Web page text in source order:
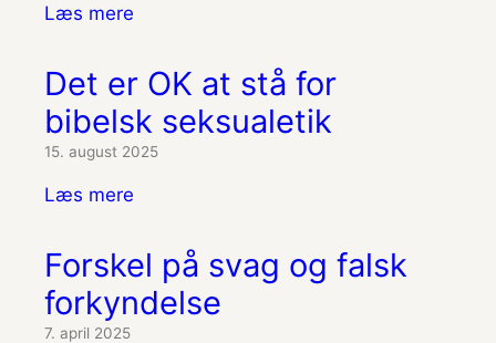
Læs mere
Det er OK at stå for
bibelsk seksualetik
15. august 2025
Læs mere
Forskel på svag og falsk
forkyndelse
7. april 2025